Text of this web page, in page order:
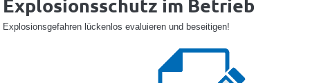
Explosionsgefahren lückenlos evaluieren und beseitigen!